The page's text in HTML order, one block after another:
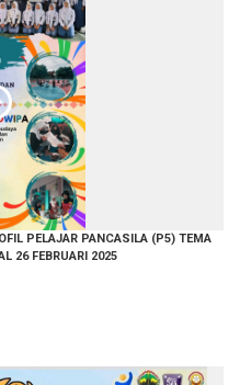
PELAJAR PANCASILA (P5) TEMA
26 FEBRUARI 2025